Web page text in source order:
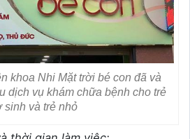
khoa Nhi Mặt trời bé con đã và
dịch vụ khám chữa bệnh cho trẻ
sinh và trẻ nhỏ